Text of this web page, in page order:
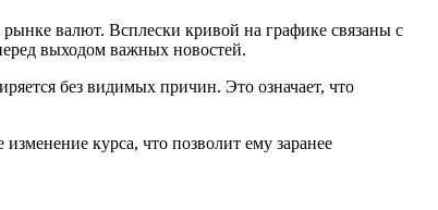
валют. Всплески кривой на графике связаны с
выходом важных новостей.
без видимых причин. Это означает, что
курса, что позволит ему заранее